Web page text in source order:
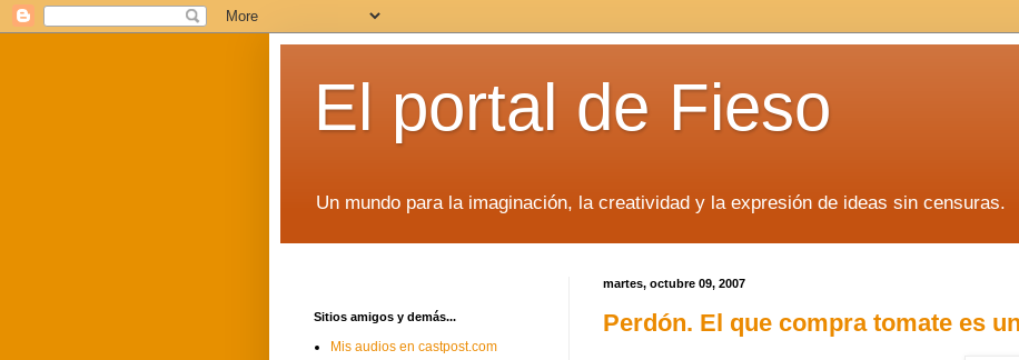
El portal de Fieso
Un mundo para la imaginación, la creatividad y la expresión de ideas sin censuras.
martes, octubre 09, 2007
Perdón. El que compra tomate es
Sitios amigos y demás...
Mis audios en castpost.com